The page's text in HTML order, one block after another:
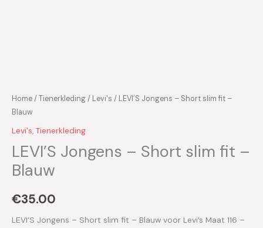
Home/Tienerkleding/ Levi's / LEVI’S Jongens – Short slim fit –
Blauw
Levi's, Tienerkleding
LEVI’S Jongens – Short slim fit –
Blauw
€35.00
LEVI’S Jongens – Short slim fit – Blauw voor Levi’s Maat 116 –